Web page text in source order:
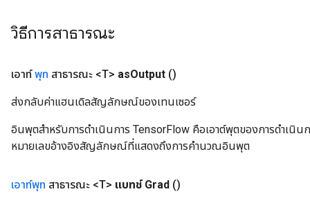
วิธีการสาธารณะ
เอาท์พุท สาธารณะ <T> asOutput ()
ส่งกลับค่าแฮนเดิลสัญลักษณ์ของเทนเซอร์
อินพุตสำหรับการดำเนินการ TensorFlow คือเอาต์พุตของการดำเนิน
หมายเลขอ้างอิงสัญลักษณ์ที่แสดงถึงการคำนวณอินพุต
เอาท์พุท สาธารณะ <T> แบทช์ Grad ()